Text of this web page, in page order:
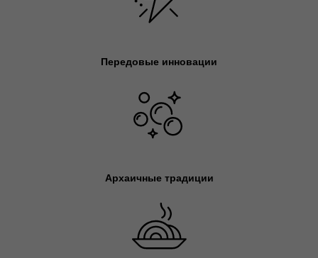
Передовые инновации
Архаичные традиции